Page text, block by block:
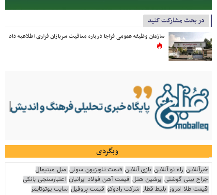
در بحث مشارکت کنید
سازمان وظیفه عمومی فراجا درباره معافیت سربازان فراری اطلاعیه داد
وبگردی
خبرآنلاین راه نو آنلاین بازی آنلاین قیمت تلویزیون سونی مبل مینیمال
جراح بینی گوشتی پرشین هتل قیمت آهن فولاد ایرانیان اعتبارسنجی بانکی
قیمت طلا امروز بلیط قطار شرکت رادوکو قیمت پروفیل سایت یوتوتایمز